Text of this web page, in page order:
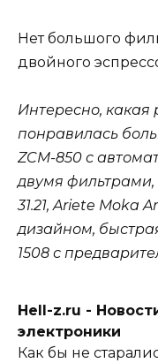
Нет большого
двойного
Интересно,
понравилась
ZCM-850 с
двумя фильтрами,
31.21, Ariete Moka
дизайном,
1508 с
Hell-z.ru -
электроники
Как бы не